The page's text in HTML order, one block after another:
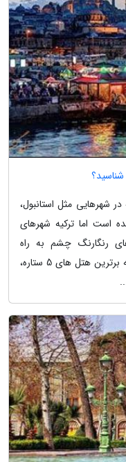
شناسید؟
شهرهایی مثل استانبول،
است اما ترکیه شهرهای
رنگارنگ چشم به راه
گردشگرانند. همه این شهرهای معروف ترکیه برترین هتل های 5 ستاره،